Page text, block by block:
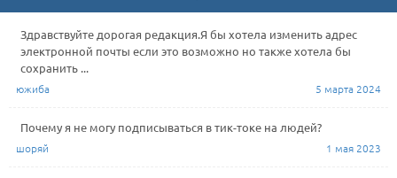
Здравствуйте дорогая редакция.Я бы хотела изменить адрес
электронной почты если это возможно но также хотела бы
сохранить ...
южиба 5 марта 2024
Почему я не могу подписываться в тик-токе на людей?
шоряй 1 мая 2023